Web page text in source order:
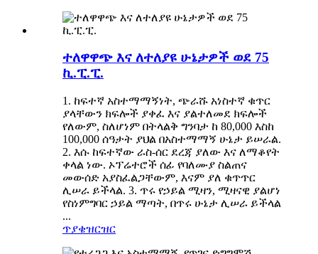
ተለዋዋጭ እና ለተለያዩ ሁኔታዎች ወደ 75
ኪ.ፒ.ፒ.
1. ከፍተኛ አስተማማኝነት, ጭራሹ አነስተኛ ቁጥር
ያላቸውን ክፍሎች ያቀፈ እና ያልተለመደ ክፍሎች
የለውም, ስለሆነም በትላልቅ ግንባታ ከ 80,000 እስከ
100,000 ሰዓታት ያህል በአስተማማኝ ሁኔታ ይሠራል.
2. እሱ ከፍተኛው ራስ-ሰር ደረጃ ያለው እና ለማቆየት
ቀላል ነው. ኦፕሬተሮች ሰፊ የባለሙያ ስልጠና
መውሰድ አያስፈልጋቸውም, እናም ያለ ቁጥጥር
ሊሠራ ይችላል. 3. ጥሩ የኃይል ሚዛን, ሚዛናዊ ያልሆነ
የስነምግባር ኃይል ማጣት, በጥሩ ሁኔታ ሊሠራ ይችላል
...
ጥያቄዝርዝር